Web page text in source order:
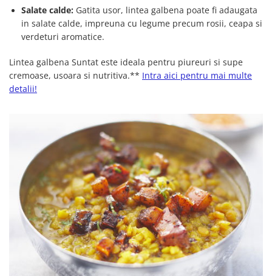
Salate calde: Gatita usor, lintea galbena poate fi adaugata
in salate calde, impreuna cu legume precum rosii, ceapa si
verdeturi aromatice.
Lintea galbena Suntat este ideala pentru piureuri si supe
cremoase, usoara si nutritiva.** Intra aici pentru mai multe
detalii!